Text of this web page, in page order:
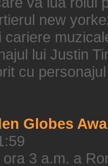
new
cariere
lui Justin
cu
Globes
ora 3 a.m. a